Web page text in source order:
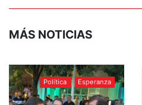
MÁS NOTICIAS
Política Esperanza